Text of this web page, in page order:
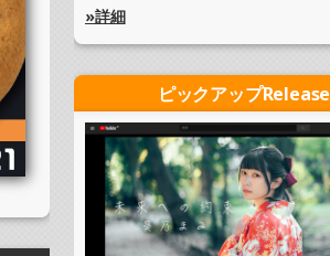
»詳細
ピックアップRelease